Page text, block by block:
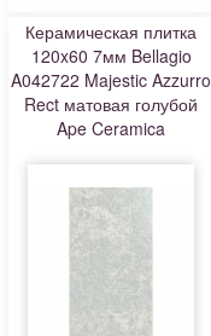
Керамическая плитка
120x60 7мм Bellagio
A042722 Majestic Azzurro
Rect матовая голубой
Ape Ceramica